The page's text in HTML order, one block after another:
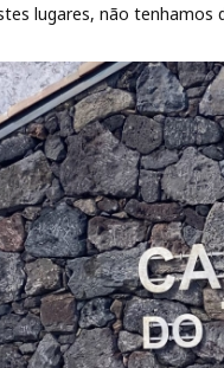
lugares, não tenhamos